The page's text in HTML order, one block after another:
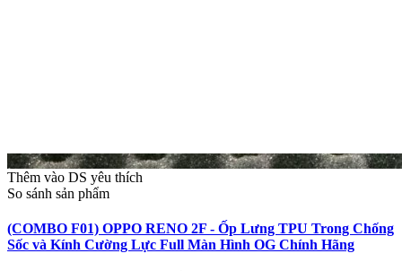
Thêm vào DS yêu thích
So sánh sản phẩm
(COMBO F01) OPPO RENO 2F - Ốp Lưng TPU Trong Chống
Sốc và Kính Cường Lực Full Màn Hình OG Chính Hãng